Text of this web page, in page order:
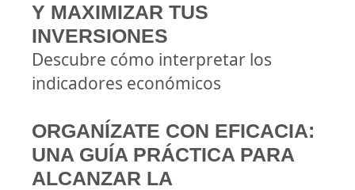
Y MAXIMIZAR TUS
INVERSIONES
Descubre cómo interpretar los
indicadores económicos
ORGANÍZATE CON EFICACIA:
UNA GUÍA PRÁCTICA PARA
ALCANZAR LA